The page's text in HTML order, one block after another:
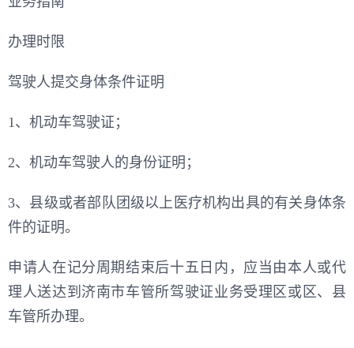
办理时限
驾驶人提交身体条件证明
1、机动车驾驶证；
2、机动车驾驶人的身份证明；
3、县级或者部队团级以上医疗机构出具的有关身体条
件的证明。
申请人在记分周期结束后十五日内，应当由本人或代
理人送达到济南市车管所驾驶证业务受理区或区、县
车管所办理。